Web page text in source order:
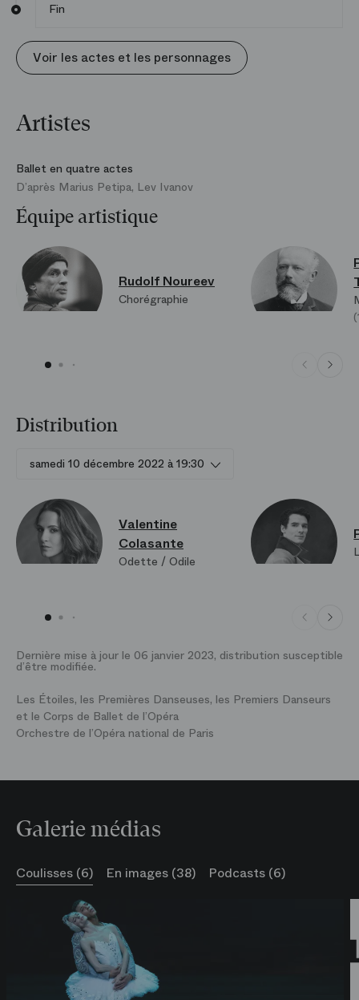
Fin
Voir les actes et les personnages
Artistes
Ballet en quatre actes
D’après Marius Petipa, Lev Ivanov
Équipe artistique
Rudolf Noureev
Chorégraphie
Distribution
samedi 10 décembre 2022 à 19:30
Valentine
Colasante
Odette / Odile
Dernière mise à jour le 06 janvier 2023, distribution susceptible
d’être modifiée.
Les Étoiles, les Premières Danseuses, les Premiers Danseurs
et le Corps de Ballet de l’Opéra
Orchestre de l’Opéra national de Paris
Galerie médias
Coulisses (6) En images (38) Podcasts (6)